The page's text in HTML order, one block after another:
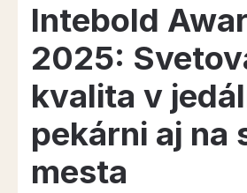
Intebold
2025:
kvalita v
pekárni aj na
mesta